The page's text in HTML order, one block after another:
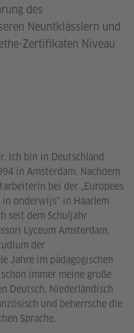
des
Neuntklässlern und
Zertifikaten Niveau
Ich bin in Deutschland
in Amsterdam. Nachdem
bei der „Europees
onderwijs“ in Haarlem
seit dem Schuljahr
Lyceum Amsterdam.
der
Jahre im pädagogischen
immer meine große
Deutsch, Niederländisch
und beherrsche die
Sprache.